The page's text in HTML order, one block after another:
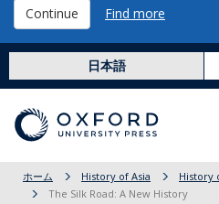
Continue Find more
日本語
ホーム History of Asia
History
The Silk Road: A New History